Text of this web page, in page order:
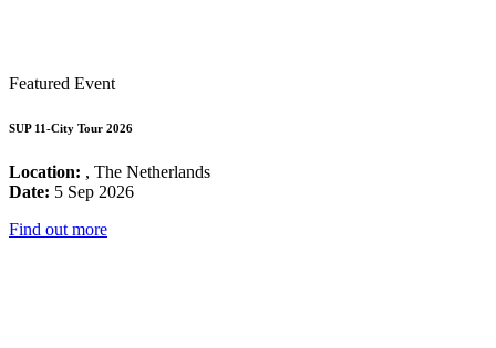
Featured Event
SUP 11-City Tour 2026
Location: , The Netherlands
Date: 5 Sep 2026
Find out more